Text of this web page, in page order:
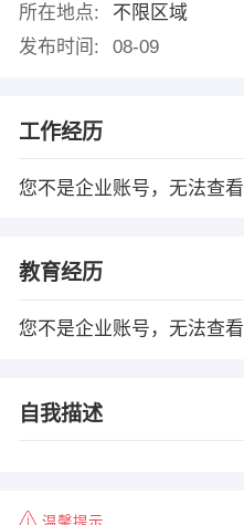
所在地点:
不限区域
发布时间:
08-09
工作经历
您不是企业账号，无法查看
教育经历
您不是企业账号，无法查看
自我描述